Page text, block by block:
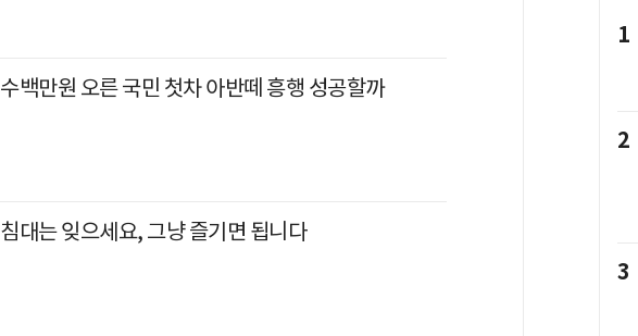
수백만원 오른 국민 첫차 아반떼 흥행 성공할까
침대는 잊으세요, 그냥 즐기면 됩니다
1
2
3